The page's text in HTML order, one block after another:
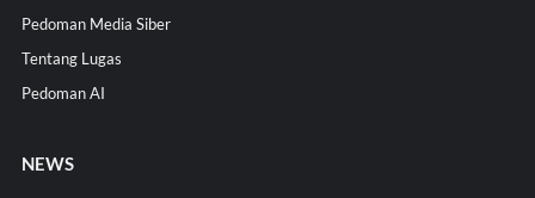
Pedoman Media Siber
Tentang Lugas
Pedoman AI
NEWS